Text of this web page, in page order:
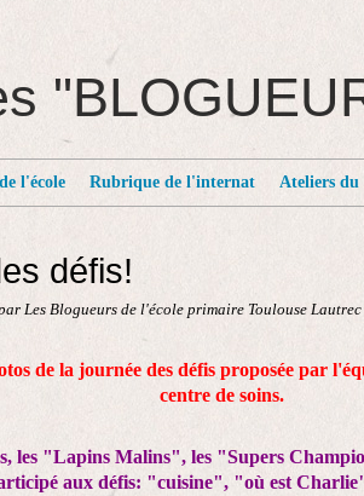
l'école Rubrique de l'internat Ateliers du
défis!
Les Blogueurs de l'école primaire Toulouse Lautrec
de la journée des défis proposée par
centre de soins.
les "Lapins Malins", les "Supers
aux défis: "cuisine", "où est